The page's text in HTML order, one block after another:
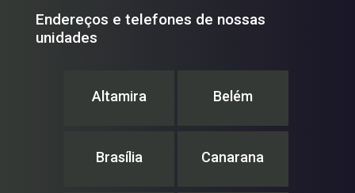
Endereços e telefones de nossas
unidades
Altamira Belém
Brasília Canarana